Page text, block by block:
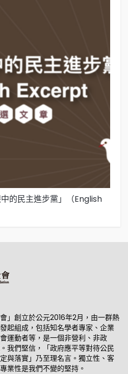
的民主進步黨」（English
」創立於公元2016年2月，由一群熱
起組成，包括知名學者專家、企業
運動者等，是一個非營利、非政
我們堅信，「政府應平等對待公民
與落實」乃至理名言。獨立性、客
業性是我們不變的堅持。